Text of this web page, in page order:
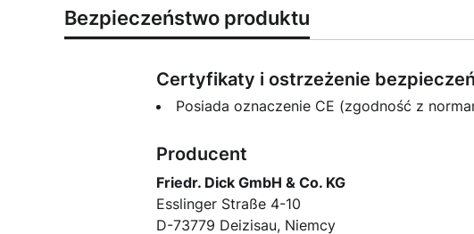
Bezpieczeństwo produktu
Certyfikaty i ostrzeżenie
Posiada oznaczenie CE (zgodność z
Producent
Friedr. Dick GmbH & Co. KG
Esslinger Straße 4-10
D-73779 Deizisau, Niemcy